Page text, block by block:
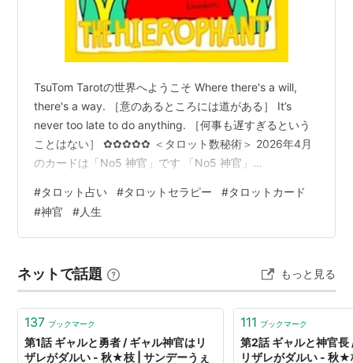
TsuTom Tarotの世界へようこそ Where there's a will,
there's a way. ［意のあるところには道がある］ It’s
never too late to do anything. ［何事も遅すぎるという
ことはない］ ✿✿✿✿✿ ＜タロット数秘術＞ 2026年4月
のカードは「No5 神官」です 「No5 神官」
また、新しい集団、組織、社会に帰属していくことでも
あります。 人はたったひとりでは生きていけません。 さ
まざまな人々のなかで、助け合いながら生きていきま
#タロット占い #タロットセラピー #タロットカード
#神官 #人生
ネットで話題 もっと見る
137 ブックマーク
第1話 ギャルと勇者 / ギャル神官はリ
ザレがダルい - 秋★枝 | サンデーうぇ
111 ブックマーク
第2話 ギャルと神官長
リザレがダルい - 秋★